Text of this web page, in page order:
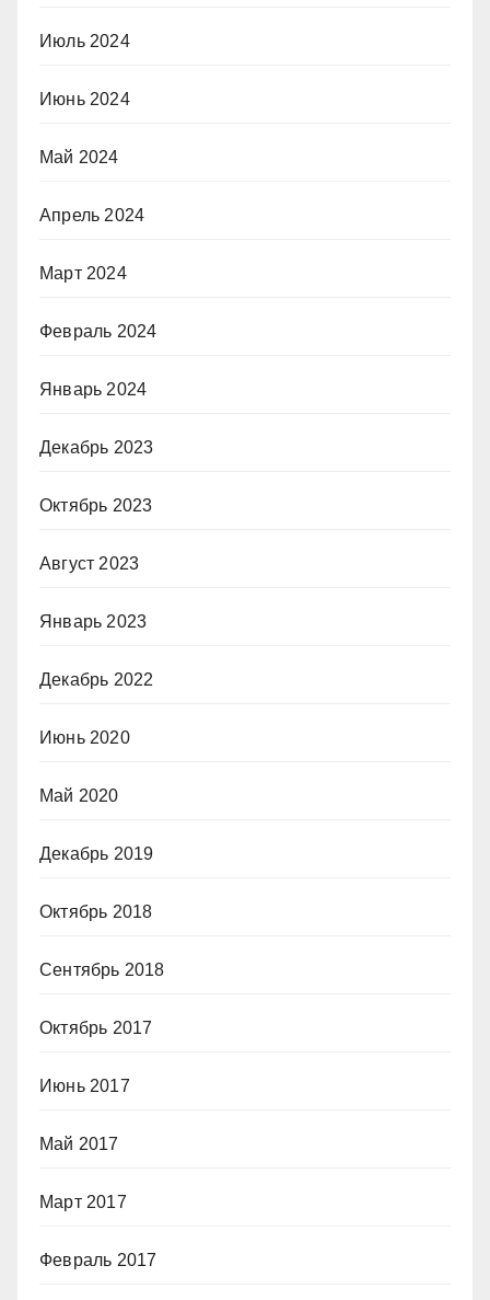
Июль 2024
Июнь 2024
Май 2024
Апрель 2024
Март 2024
Февраль 2024
Январь 2024
Декабрь 2023
Октябрь 2023
Август 2023
Январь 2023
Декабрь 2022
Июнь 2020
Май 2020
Декабрь 2019
Октябрь 2018
Сентябрь 2018
Октябрь 2017
Июнь 2017
Май 2017
Март 2017
Февраль 2017